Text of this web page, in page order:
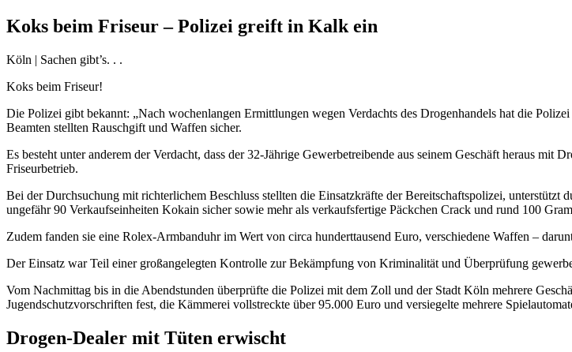
Koks beim Friseur – Polizei greift in Kalk ein
Köln | Sachen gibt’s. . .
Koks beim Friseur!
Die Polizei gibt bekannt: „Nach wochenlangen Ermittlungen wegen Verdachts des Drogenhandels hat die
Beamten stellten Rauschgift und Waffen sicher.
Es besteht unter anderem der Verdacht, dass der 32-Jährige Gewerbetreibende aus seinem Geschäft heraus mit
Friseurbetrieb.
Bei der Durchsuchung mit richterlichem Beschluss stellten die Einsatzkräfte der Bereitschaftspolizei,
ungefähr 90 Verkaufseinheiten Kokain sicher sowie mehr als verkaufsfertige Päckchen Crack und rund 100
Zudem fanden sie eine Rolex-Armbanduhr im Wert von circa hunderttausend Euro, verschiedene Waffen –
Der Einsatz war Teil einer großangelegten Kontrolle zur Bekämpfung von Kriminalität und Überprüfung
Vom Nachmittag bis in die Abendstunden überprüfte die Polizei mit dem Zoll und der Stadt Köln mehrere
Jugendschutzvorschriften fest, die Kämmerei vollstreckte über 95.000 Euro und versiegelte mehrere
Drogen-Dealer mit Tüten erwischt